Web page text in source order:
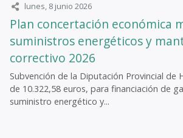
lunes, 8 junio 2026
Plan concertación económica
suministros energéticos y
correctivo 2026
Subvención de la Diputación Provincial de
de 10.322,58 euros, para financiación de
suministro energético y...